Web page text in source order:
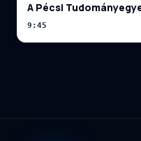
A Pécsi
9:45